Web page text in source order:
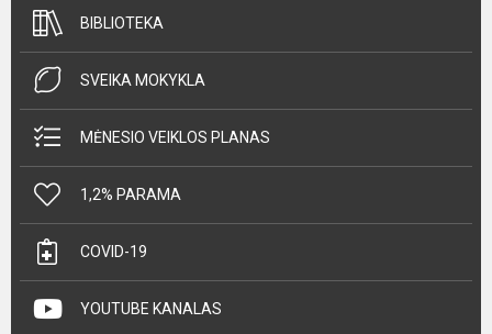
BIBLIOTEKA
SVEIKA MOKYKLA
MĖNESIO VEIKLOS PLANAS
1,2% PARAMA
COVID-19
YOUTUBE KANALAS